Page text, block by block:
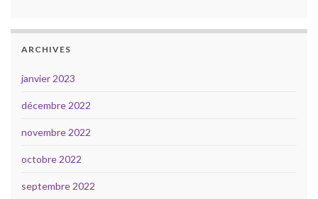
ARCHIVES
janvier 2023
décembre 2022
novembre 2022
octobre 2022
septembre 2022